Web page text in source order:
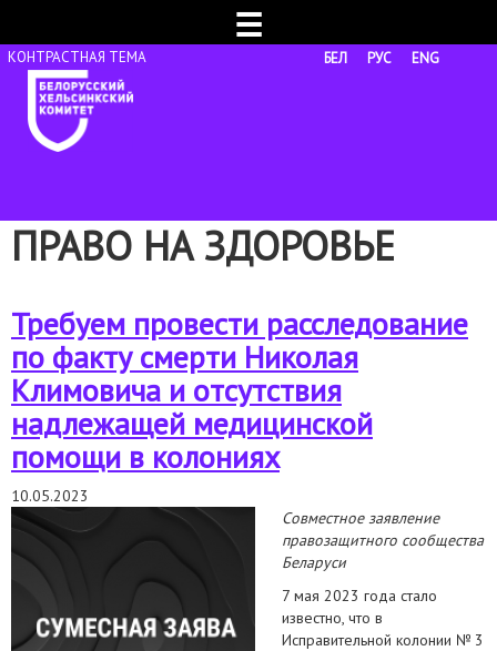
☰
БЕЛ РУС ENG
ПРАВО НА ЗДОРОВЬЕ
Требуем провести расследование
по факту смерти Николая
Климовича и отсутствия
надлежащей медицинской
помощи в колониях
10.05.2023
Совместное заявление
правозащитного сообщества
Беларуси
7 мая 2023 года стало
известно, что в
Исправительной колонии № 3